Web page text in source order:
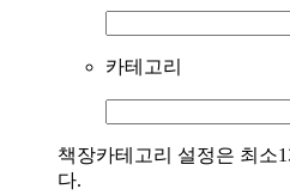
카테고리
책장카테고리 설정은 최소
다.